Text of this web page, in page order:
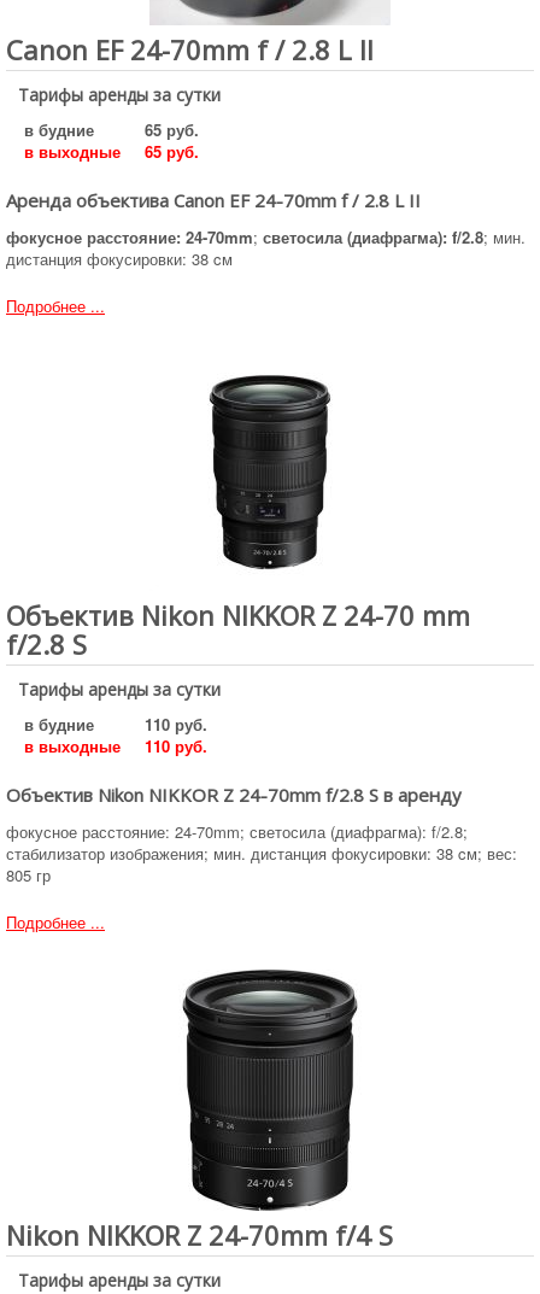
Canon EF 24-70mm f / 2.8 L II
Тарифы аренды за сутки
в будние
65 руб.
в выходные
65 руб.
Аренда объектива Canon EF 24-70mm f / 2.8 L II
фокусное расстояние: 24-70mm; светосила (диафрагма): f/2.8; мин.
дистанция фокусировки: 38 cм
Подробнее ...
Объектив Nikon NIKKOR Z 24-70 mm
f/2.8 S
Тарифы аренды за сутки
в будние
110 руб.
в выходные
110 руб.
Объектив Nikon NIKKOR Z 24-70mm f/2.8 S в аренду
фокусное расстояние: 24-70mm; светосила (диафрагма): f/2.8;
стабилизатор изображения; мин. дистанция фокусировки: 38 cм; вес:
805 гр
Подробнее ...
Nikon NIKKOR Z 24-70mm f/4 S
Тарифы аренды за сутки